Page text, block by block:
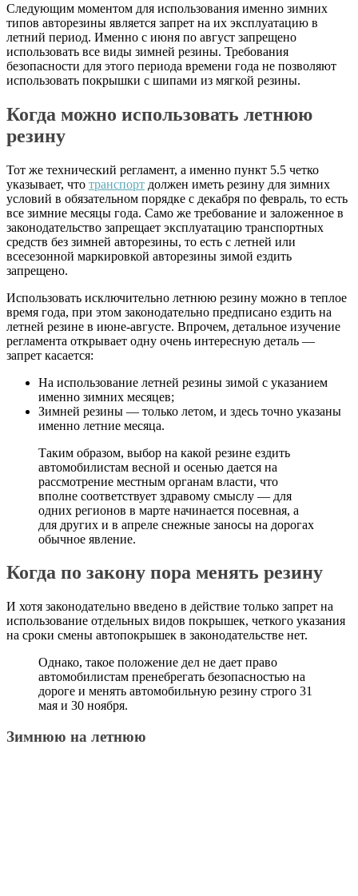
Следующим моментом для использования именно зимних
типов авторезины является запрет на их эксплуатацию в
летний период. Именно с июня по август запрещено
использовать все виды зимней резины. Требования
безопасности для этого периода времени года не позволяют
использовать покрышки с шипами из мягкой резины.
Когда можно использовать летнюю
резину
Тот же технический регламент, а именно пункт 5.5 четко
указывает, что транспорт должен иметь резину для зимних
условий в обязательном порядке с декабря по февраль, то есть
все зимние месяцы года. Само же требование и заложенное в
законодательство запрещает эксплуатацию транспортных
средств без зимней авторезины, то есть с летней или
всесезонной маркировкой авторезины зимой ездить
запрещено.
Использовать исключительно летнюю резину можно в теплое
время года, при этом законодательно предписано ездить на
летней резине в июне-августе. Впрочем, детальное изучение
регламента открывает одну очень интересную деталь —
запрет касается:
На использование летней резины зимой с указанием
именно зимних месяцев;
Зимней резины — только летом, и здесь точно указаны
именно летние месяца.
Таким образом, выбор на какой резине ездить
автомобилистам весной и осенью дается на
рассмотрение местным органам власти, что
вполне соответствует здравому смыслу — для
одних регионов в марте начинается посевная, а
для других и в апреле снежные заносы на дорогах
обычное явление.
Когда по закону пора менять резину
И хотя законодательно введено в действие только запрет на
использование отдельных видов покрышек, четкого указания
на сроки смены автопокрышек в законодательстве нет.
Однако, такое положение дел не дает право
автомобилистам пренебрегать безопасностью на
дороге и менять автомобильную резину строго 31
мая и 30 ноября.
Зимнюю на летнюю